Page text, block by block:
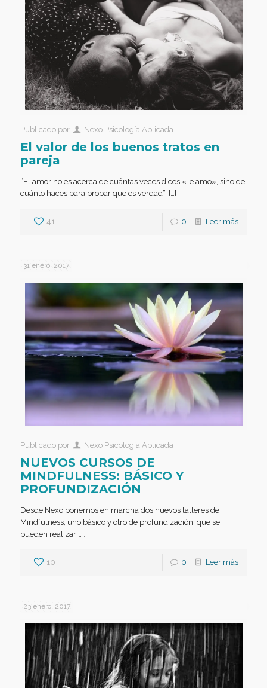
Publicado por Nexo Psicología Aplicada
El valor de los buenos tratos en
pareja
“El amor no es acerca de cuántas veces dices «Te amo», sino de
cuánto haces para probar que es verdad”. […]
41 0 Leer más
31 enero, 2017
Publicado por Nexo Psicología Aplicada
NUEVOS CURSOS DE
MINDFULNESS: BÁSICO Y
PROFUNDIZACIÓN
Desde Nexo ponemos en marcha dos nuevos talleres de
Mindfulness, uno básico y otro de profundización, que se
pueden realizar […]
10 0 Leer más
23 enero, 2017